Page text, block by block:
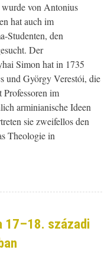
wurde von Antonius
hat auch im
Studenten, den
Der
Simon hat in 1735
und György Verestói, die
im
arminianische Ideen
sie zweifellos den
Theologie in
17–18. századi